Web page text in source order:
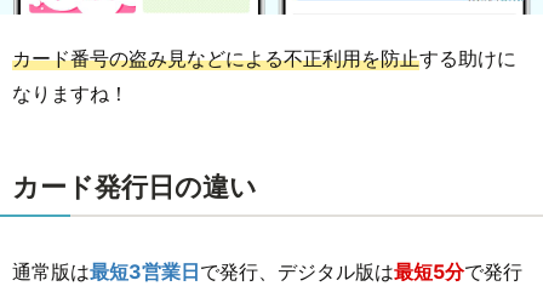
カード番号の盗み見などによる不正利用を防止する助けに
なりますね！
カード発行日の違い
通常版は最短3営業日で発行、デジタル版は最短5分で発行